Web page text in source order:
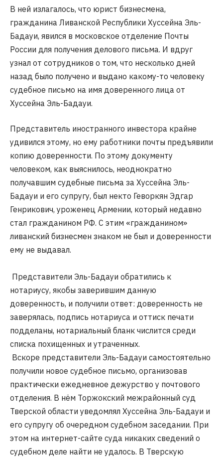
В ней излагалось, что юрист бизнесмена,
гражданина Ливанской Республики Хуссейна Эль-
Бадауи, явился в московское отделение Почты
России для получения делового письма. И вдруг
узнал от сотрудников о том, что несколько дней
назад было получено и выдано какому-то человеку
судебное письмо на имя доверенного лица от
Хуссейна Эль-Бадауи.
Представитель иностранного инвестора крайне
удивился этому, но ему работники почты предъявили
копию доверенности. По этому документу
человеком, как выяснилось, неоднократно
получавшим судебные письма за Хуссейна Эль-
Бадауи и его супругу, был некто Геворкян Эдгар
Генрикович, уроженец Армении, который недавно
стал гражданином РФ. С этим «гражданином»
ливанский бизнесмен знаком не был и доверенности
ему не выдавал.
Представители Эль-Бадауи обратились к
нотариусу, якобы заверившим данную
доверенность, и получили ответ: доверенность не
заверялась, подпись нотариуса и оттиск печати
подделаны, нотариальный бланк числится среди
списка похищенных и утраченных.
Вскоре представители Эль-Бадауи самостоятельно
получили новое судебное письмо, организовав
практически ежедневное дежурство у почтового
отделения. В нём Торжокский межрайонный суд
Тверской области уведомлял Хуссейна Эль-Бадауи и
его супругу об очередном судебном заседании. При
этом на интернет-сайте суда никаких сведений о
судебном деле найти не удалось. В Тверскую